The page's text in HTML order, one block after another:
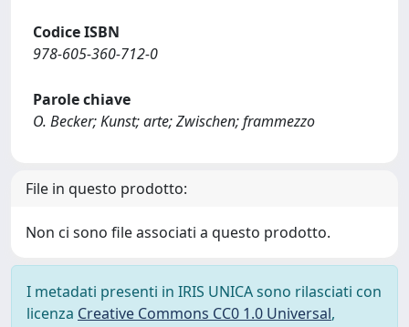
Codice ISBN
978-605-360-712-0
Parole chiave
O. Becker; Kunst; arte; Zwischen; frammezzo
File in questo prodotto:
Non ci sono file associati a questo prodotto.
I metadati presenti in IRIS UNICA sono rilasciati con
licenza Creative Commons CC0 1.0 Universal,